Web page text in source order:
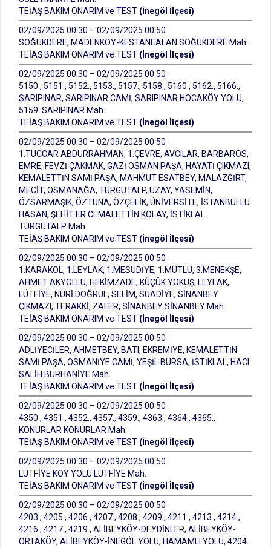
TEİAŞ BAKIM ONARIM ve TEST (İnegöl İlçesi)
02/09/2025 00:30 – 02/09/2025 00:50
SOĞUKDERE, MADENKÖY-KESTANEALAN SOĞUKDERE Mah.
TEİAŞ BAKIM ONARIM ve TEST (İnegöl İlçesi)
02/09/2025 00:30 – 02/09/2025 00:50
5150., 5151., 5152., 5153., 5157., 5158., 5160., 5162., 5166.,
SARIPINAR, SARIPINAR CAMİ, SARIPINAR HOCAKÖY YOLU,
5159. SARIPINAR Mah.
TEİAŞ BAKIM ONARIM ve TEST (İnegöl İlçesi)
02/09/2025 00:30 – 02/09/2025 00:50
1.TÜCCAR ABDURRAHMAN, 1.ÇEVRE, AVCILAR, BARBAROS,
EMRE, FEVZİ ÇAKMAK, GAZİ OSMAN PAŞA, HAYATİ ÇIKMAZI,
KEMALETTİN SAMİ PAŞA, MAHMUT ESATBEY, MALAZGİRT,
MECİT, OSMANAĞA, TURGUTALP, UZAY, YASEMİN,
ÖZSARMAŞIK, ÖZTUNA, ÖZÇELİK, ÜNİVERSİTE, İSTANBULLU
HASAN, ŞEHİT ER CEMALETTİN KOLAY, İSTİKLAL
TURGUTALP Mah.
TEİAŞ BAKIM ONARIM ve TEST (İnegöl İlçesi)
02/09/2025 00:30 – 02/09/2025 00:50
1.KARAKOL, 1.LEYLAK, 1.MESUDİYE, 1.MUTLU, 3.MENEKŞE,
AHMET AKYOLLU, HEKİMZADE, KÜÇÜK YOKUŞ, LEYLAK,
LÜTFİYE, NURİ DOĞRUL, SELİM, SUADİYE, SİNANBEY
ÇIKMAZI, TERAKKİ, ZAFER, SİNANBEY SİNANBEY Mah.
TEİAŞ BAKIM ONARIM ve TEST (İnegöl İlçesi)
02/09/2025 00:30 – 02/09/2025 00:50
ADLİYECİLER, AHMETBEY, BATI, EKREMİYE, KEMALETTİN
SAMİ PAŞA, OSMANİYE CAMİ, YEŞİL BURSA, İSTİKLAL, HACI
SALİH BURHANİYE Mah.
TEİAŞ BAKIM ONARIM ve TEST (İnegöl İlçesi)
02/09/2025 00:30 – 02/09/2025 00:50
4350., 4351., 4352., 4357., 4359., 4363., 4364., 4365.,
KONURLAR KONURLAR Mah.
TEİAŞ BAKIM ONARIM ve TEST (İnegöl İlçesi)
02/09/2025 00:30 – 02/09/2025 00:50
LÜTFİYE KÖY YOLU LÜTFİYE Mah.
TEİAŞ BAKIM ONARIM ve TEST (İnegöl İlçesi)
02/09/2025 00:30 – 02/09/2025 00:50
4203., 4205., 4206., 4207., 4208., 4209., 4211., 4213., 4214.,
4216., 4217., 4219., ALİBEYKÖY-DEYDİNLER, ALİBEYKÖY-
ORTAKÖY, ALİBEYKÖY-İNEGÖL YOLU, HAMAMLI YOLU, 4204.